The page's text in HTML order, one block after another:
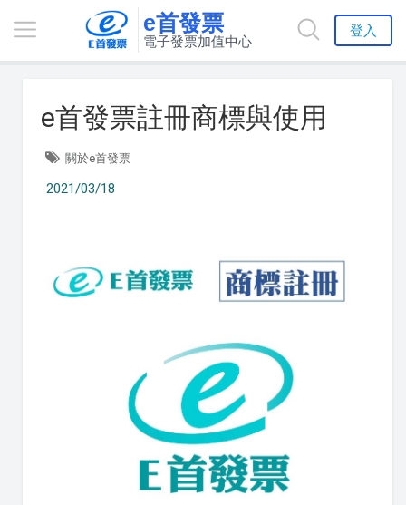
e首發票
電子發票加值中心
登入
e首發票註冊商標與使用
關於e首發票
2021/03/18